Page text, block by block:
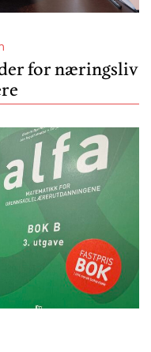
for næringsliv